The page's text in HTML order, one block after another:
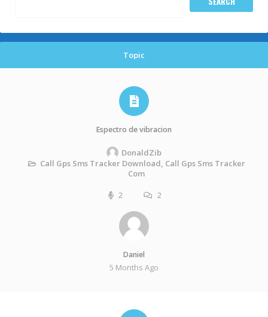
Topic
Espectro de vibracion
DonaldZib
Call Gps Sms Tracker Download, Call Gps Sms Tracker
Com
2
2
Daniel
5 Months Ago